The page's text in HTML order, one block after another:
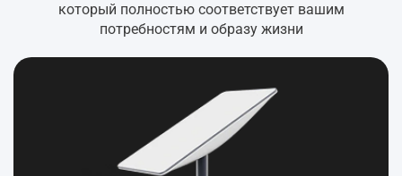
который полностью соответствует вашим
потребностям и образу жизни